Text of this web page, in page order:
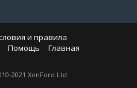
и правила
Помощь
Главная
2021 XenForo Ltd.